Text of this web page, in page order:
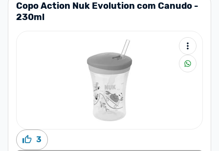
Copo Action Nuk Evolution com Canudo -
230ml
3